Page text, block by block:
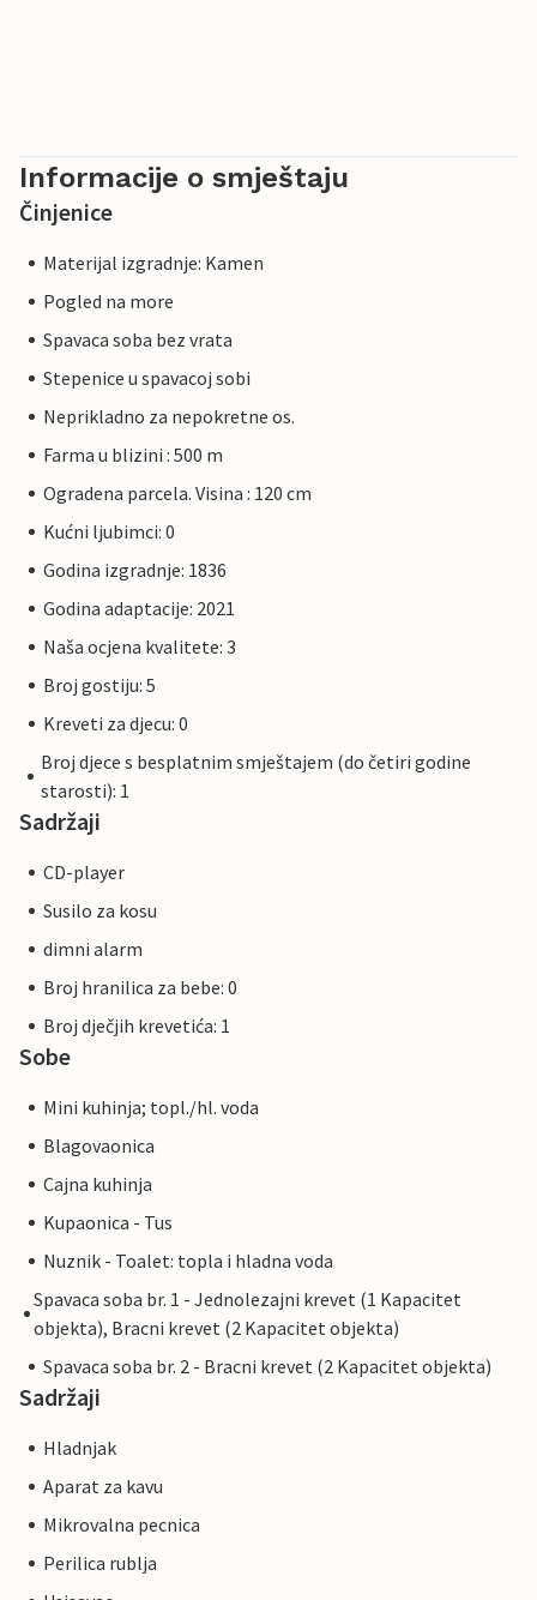
Informacije o smještaju
Činjenice
Materijal izgradnje: Kamen
Pogled na more
Spavaca soba bez vrata
Stepenice u spavacoj sobi
Neprikladno za nepokretne os.
Farma u blizini : 500 m
Ogradena parcela. Visina : 120 cm
Kućni ljubimci: 0
Godina izgradnje: 1836
Godina adaptacije: 2021
Naša ocjena kvalitete: 3
Broj gostiju: 5
Kreveti za djecu: 0
Broj djece s besplatnim smještajem (do četiri godine
starosti): 1
Sadržaji
CD-player
Susilo za kosu
dimni alarm
Broj hranilica za bebe: 0
Broj dječjih krevetića: 1
Sobe
Mini kuhinja; topl./hl. voda
Blagovaonica
Cajna kuhinja
Kupaonica - Tus
Nuznik - Toalet: topla i hladna voda
Spavaca soba br. 1 - Jednolezajni krevet (1 Kapacitet
objekta), Bracni krevet (2 Kapacitet objekta)
Spavaca soba br. 2 - Bracni krevet (2 Kapacitet objekta)
Sadržaji
Hladnjak
Aparat za kavu
Mikrovalna pecnica
Perilica rublja